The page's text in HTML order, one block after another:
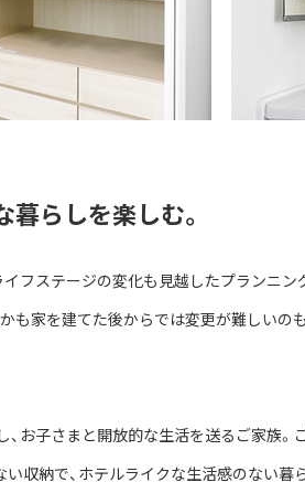
らしを楽しむ。
フステージの変化も見越したプランニ
も家を建てた後からでは変更が難しいの
お子さまと開放的な生活を送るご家族
納で、ホテルライクな生活感のない暮ら